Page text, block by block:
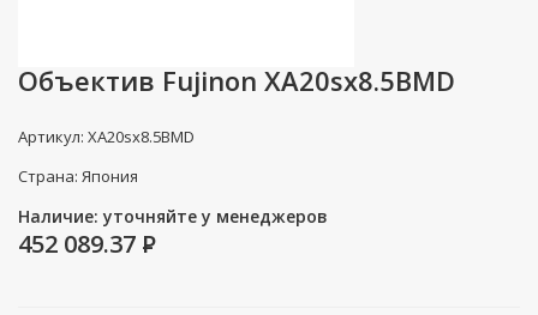
Объектив Fujinon XA20sx8.5BMD
Артикул: XA20sx8.5BMD
Страна: Япония
Наличие: уточняйте у менеджеров
452 089.37 P